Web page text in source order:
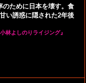
のために日本を壊す。食
い誘惑に隠された2年後
林よしのりライジング』